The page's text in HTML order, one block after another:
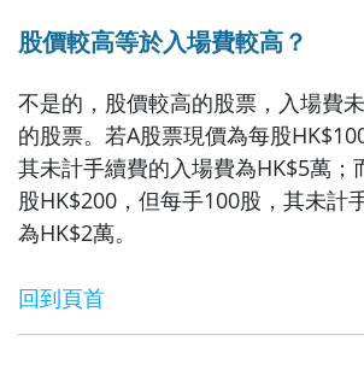
股價較高等於入場費較高？
不是的，股價較高的股票，入場費
的股票。若A股票現價為每股
其未計手續費的入場費為HK$5萬；
股HK$200，但每手100股，其未計
為HK$2萬。
回到頁首